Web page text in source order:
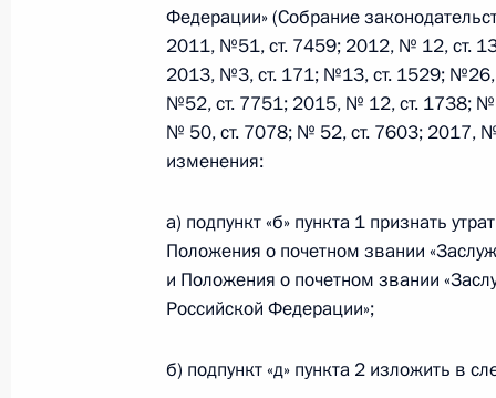
Подписан закон о внесении
кодекса Российской Федерации
30 июля 2018 года, 09:50
28 июля 2018 года, суббота
Указ о проведении Главного
Федерации» (Собрание
2011, №51, ст. 7459; 2012, № 12, ст.
2013, №3, ст. 171; №13, ст. 1529;
№52, ст. 7751; 2015, № 12, ст. 1738;
№ 50, ст. 7078; № 52, ст. 7603; 2017,
изменения:
а) подпункт «б» пункта 1 признать
Положения о почетном звании
и Положения о почетном звании
Российской Федерации»;
б) подпункт «д» пункта 2 изложить в